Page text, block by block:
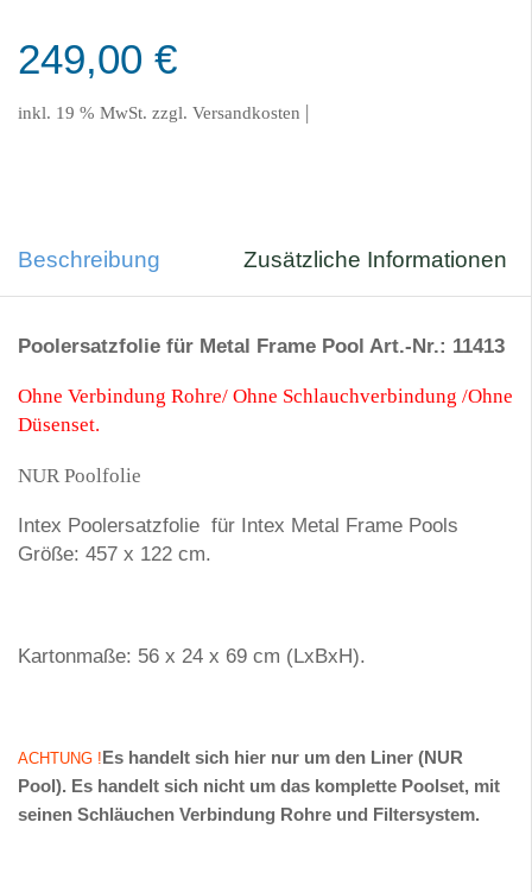
249,00 €
inkl. 19 % MwSt. zzgl. Versandkosten |
Beschreibung Zusätzliche Informationen
Poolersatzfolie für Metal Frame Pool Art.-Nr.: 11413
Ohne Verbindung Rohre/ Ohne Schlauchverbindung /Ohne
Düsenset.
NUR Poolfolie
Intex Poolersatzfolie für Intex Metal Frame Pools
Größe: 457 x 122 cm.
Kartonmaße: 56 x 24 x 69 cm (LxBxH).
ACHTUNG ! Es handelt sich hier nur um den Liner (NUR
Pool). Es handelt sich nicht um das komplette Poolset, mit
seinen Schläuchen Verbindung Rohre und Filtersystem.